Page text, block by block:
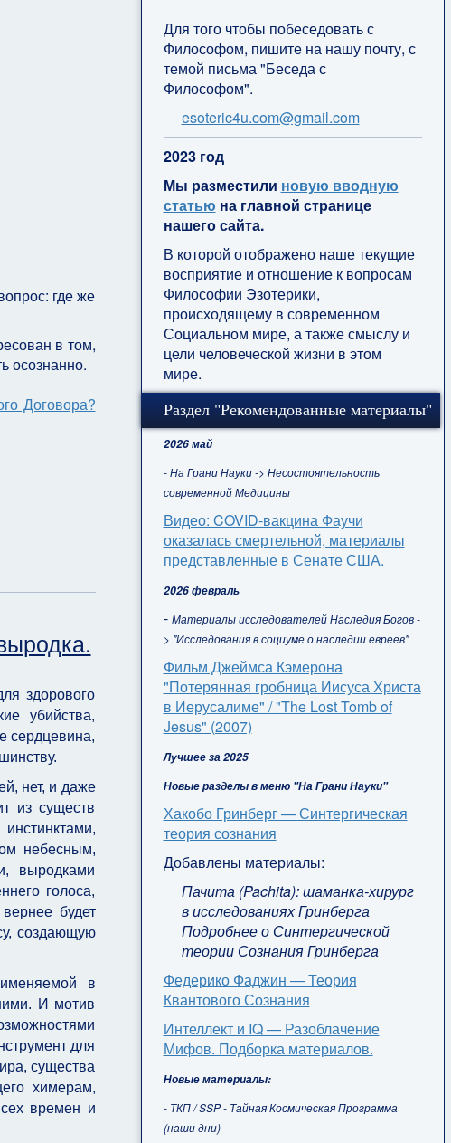
где же
в том,
осознанно.
Договора?
здорового
убийства,
сердцевина,
нет, и даже
из существ
небесным,
выродками
голоса,
будет
создающую
в
И мотив
для
существа
химерам,
времен и
Для того чтобы побеседовать с
Философом, пишите на нашу почту, с
темой письма "Беседа с
Философом".
esoteric4u.com@gmail.com
2023 год
Мы разместили новую вводную
статью на главной странице
нашего сайта.
В которой отображено наше текущие
восприятие и отношение к вопросам
Философии Эзотерики,
происходящему в современном
Социальном мире, а также смыслу и
цели человеческой жизни в этом
мире.
Раздел "Рекомендованные материалы"
2026 май
- На Грани Науки -> Несостоятельность
современной Медицины
Видео: COVID-вакцина Фаучи
оказалась смертельной, материалы
представленные в Сенате США.
2026 февраль
- Материалы исследователей Наследия Богов -
> "Исследования в социуме о наследии евреев"
Фильм Джеймса Кэмерона
"Потерянная гробница Иисуса Христа
в Иерусалиме" / "The Lost Tomb of
Jesus" (2007)
Лучшее за 2025
Новые разделы в меню "На Грани Науки"
Хакобо Гринберг — Синтергическая
теория сознания
Добавлены материалы:
Пачита (Pachita): шаманка-хирург
в исследованиях Гринберга
Подробнее о Синтергической
теории Сознания Гринберга
Федерико Фаджин — Теория
Квантового Сознания
Интеллект и IQ — Разоблачение
Мифов. Подборка материалов.
Новые материалы:
- ТКП / SSP - Тайная Космическая Программа
(наши дни)